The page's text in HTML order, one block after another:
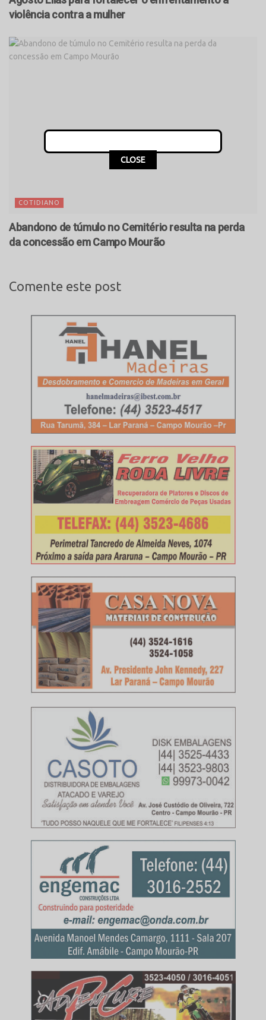
violência contra a mulher
COTIDIANO
Abandono de túmulo no Cemitério resulta na perda
da concessão em Campo Mourão
Comente este post
CLOSE